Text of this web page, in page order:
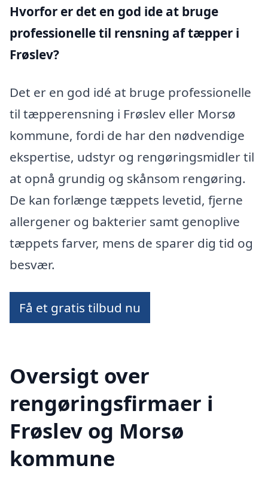
Hvorfor er det en god ide at bruge
professionelle til rensning af tæpper i
Frøslev?
Det er en god idé at bruge professionelle
til tæpperensning i Frøslev eller Morsø
kommune, fordi de har den nødvendige
ekspertise, udstyr og rengøringsmidler til
at opnå grundig og skånsom rengøring.
De kan forlænge tæppets levetid, fjerne
allergener og bakterier samt genoplive
tæppets farver, mens de sparer dig tid og
besvær.
Få et gratis tilbud nu
Oversigt over
rengøringsfirmaer i
Frøslev og Morsø
kommune